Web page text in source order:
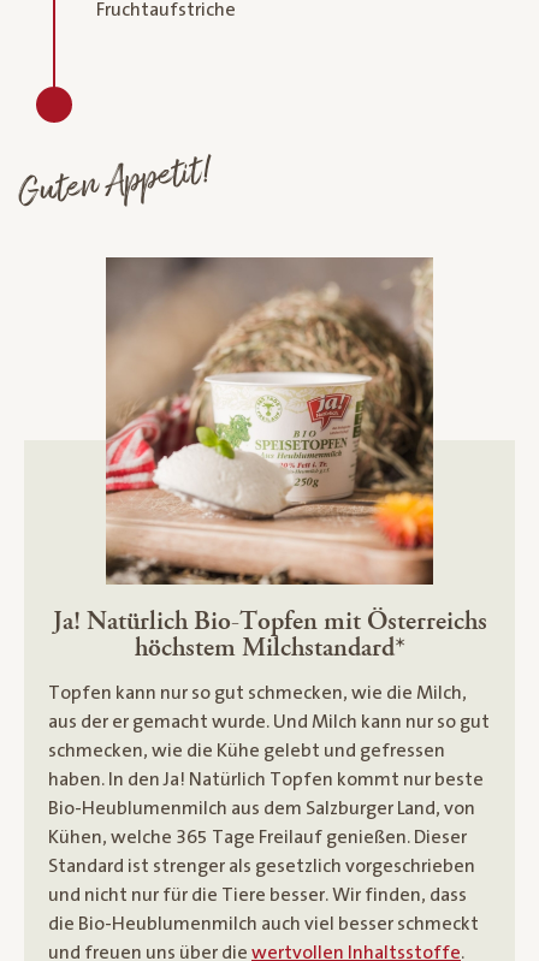
Fruchtaufstriche
Guten Appetit!
Ja! Natürlich Bio-Topfen mit Österreichs
höchstem Milchstandard*
Topfen kann nur so gut schmecken, wie die Milch,
aus der er gemacht wurde. Und Milch kann nur so gut
schmecken, wie die Kühe gelebt und gefressen
haben. In den Ja! Natürlich Topfen kommt nur beste
Bio-Heublumenmilch aus dem Salzburger Land, von
Kühen, welche 365 Tage Freilauf genießen. Dieser
Standard ist strenger als gesetzlich vorgeschrieben
und nicht nur für die Tiere besser. Wir finden, dass
die Bio-Heublumenmilch auch viel besser schmeckt
und freuen uns über die wertvollen Inhaltsstoffe.